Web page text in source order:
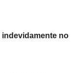
indevidamente no